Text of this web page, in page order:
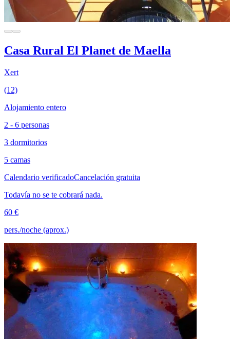
Casa Rural El Planet de Maella
Xert
(12)
Alojamiento entero
2 - 6 personas
3 dormitorios
5 camas
Calendario verificadoCancelación gratuita
Todavía no se te cobrará nada.
60 €
pers./noche (aprox.)